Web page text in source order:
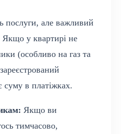
послуги, але важливий
у квартирі не
(особливо на газ та
суму в платіжках.
Якщо ви
тимчасово,